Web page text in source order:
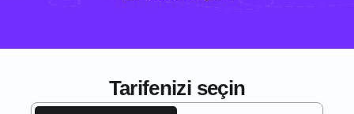
Tarifenizi seçin